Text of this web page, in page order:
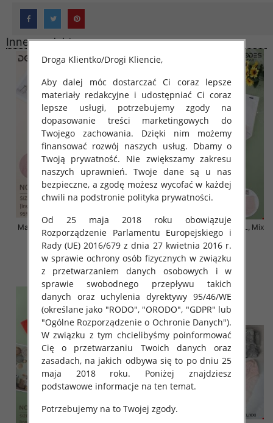
Inne produkty
Majtki damskie Roz 4XL-5XL, Mix
kolor Paczka 24 szt
8.00 zł
szczegóły
Majtki damskie Roz 4XL-6XL, Mix
kolor Paczka 24 szt
8.00 zł
szczegóły
Droga Klientko/Drogi Kliencie,
Aby dalej móc dostarczać Ci coraz lepsze
materiały redakcyjne i udostępniać Ci coraz
lepsze usługi, potrzebujemy zgody na
dopasowanie treści marketingowych do
Twojego zachowania. Dzięki nim możemy
finansować rozwój naszych usług. Dbamy o
Twoją prywatność. Nie zwiększamy zakresu
naszych uprawnień. Twoje dane są u nas
bezpieczne, a zgodę możesz wycofać w każdej
chwili na podstronie polityka prywatności.
Od 25 maja 2018 roku obowiązuje
Rozporządzenie Parlamentu Europejskiego i
Rady (UE) 2016/679 z dnia 27 kwietnia 2016 r.
w sprawie ochrony osób fizycznych w związku
z przetwarzaniem danych osobowych i w
sprawie swobodnego przepływu takich
danych oraz uchylenia dyrektywy 95/46/WE
(określane jako "RODO", "ORODO", "GDPR" lub
"Ogólne Rozporządzenie o Ochronie Danych").
W związku z tym chcielibyśmy poinformować
Cię o przetwarzaniu Twoich danych oraz
zasadach, na jakich odbywa się to po dniu 25
maja 2018 roku. Poniżej znajdziesz
podstawowe informacje na ten temat.
Potrzebujemy na to Twojej zgody.